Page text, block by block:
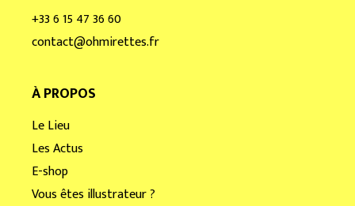
+33 6 15 47 36 60
contact@ohmirettes.fr
À PROPOS
Le Lieu
Les Actus
E-shop
Vous êtes illustrateur ?